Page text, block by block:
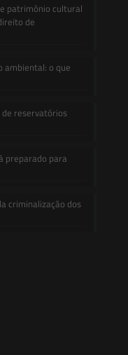
patrimônio cultural
de
ambiental: o que
de reservatórios
preparado para
criminalização dos